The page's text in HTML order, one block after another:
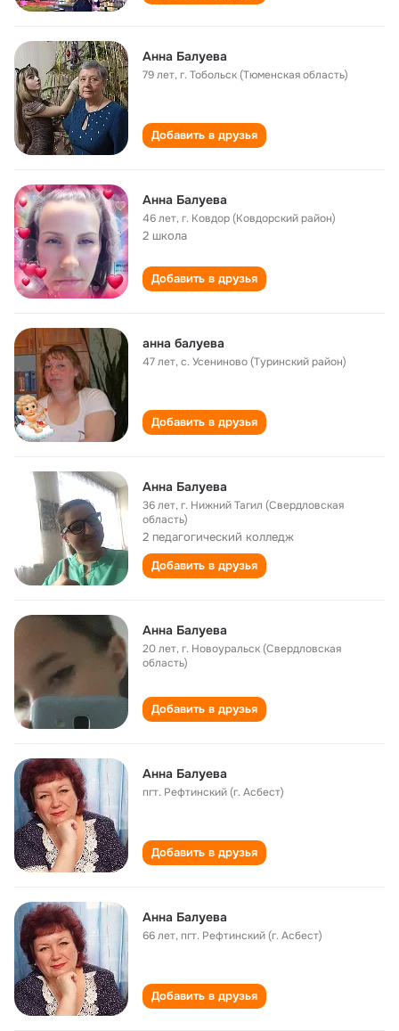
Анна Балуева
79 лет,г. Тобольск (Тюменская область)
Добавить в друзья
Анна Балуева
46 лет,г. Ковдор (Ковдорский район)
2 школа
Добавить в друзья
анна балуева
47 лет,с. Усениново (Туринский район)
Добавить в друзья
Анна Балуева
36 лет,г. Нижний Тагил (Свердловская
область)
2 педагогический колледж
Добавить в друзья
Анна Балуева
20 лет,г. Новоуральск (Свердловская
область)
Добавить в друзья
Анна Балуева
пгт. Рефтинский (г. Асбест)
Добавить в друзья
Анна Балуева
66 лет,пгт. Рефтинский (г. Асбест)
Добавить в друзья